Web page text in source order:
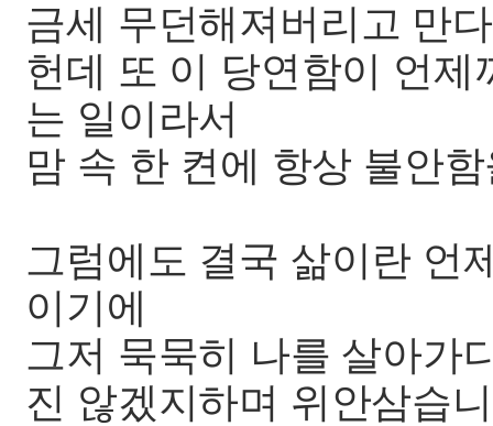
금세 무던해져버리고 만
헌데 또 이 당연함이 언
는 일이라서
맘 속 한 켠에 항상 불안
그럼에도 결국 삶이란 언
이기에
그저 묵묵히 나를 살아가
진 않겠지하며 위안삼습